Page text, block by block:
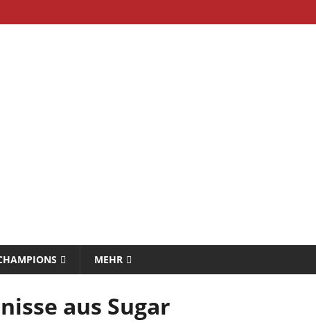
MEHR
aus Sugar